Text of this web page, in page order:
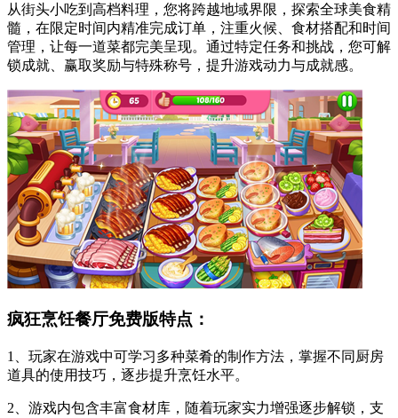
从街头小吃到高档料理，您将跨越地域界限，探索全球美食精
髓，在限定时间内精准完成订单，注重火候、食材搭配和时间
管理，让每一道菜都完美呈现。通过特定任务和挑战，您可解
锁成就、赢取奖励与特殊称号，提升游戏动力与成就感。
疯狂烹饪餐厅免费版特点：
1、玩家在游戏中可学习多种菜肴的制作方法，掌握不同厨房
道具的使用技巧，逐步提升烹饪水平。
2、游戏内包含丰富食材库，随着玩家实力增强逐步解锁，支